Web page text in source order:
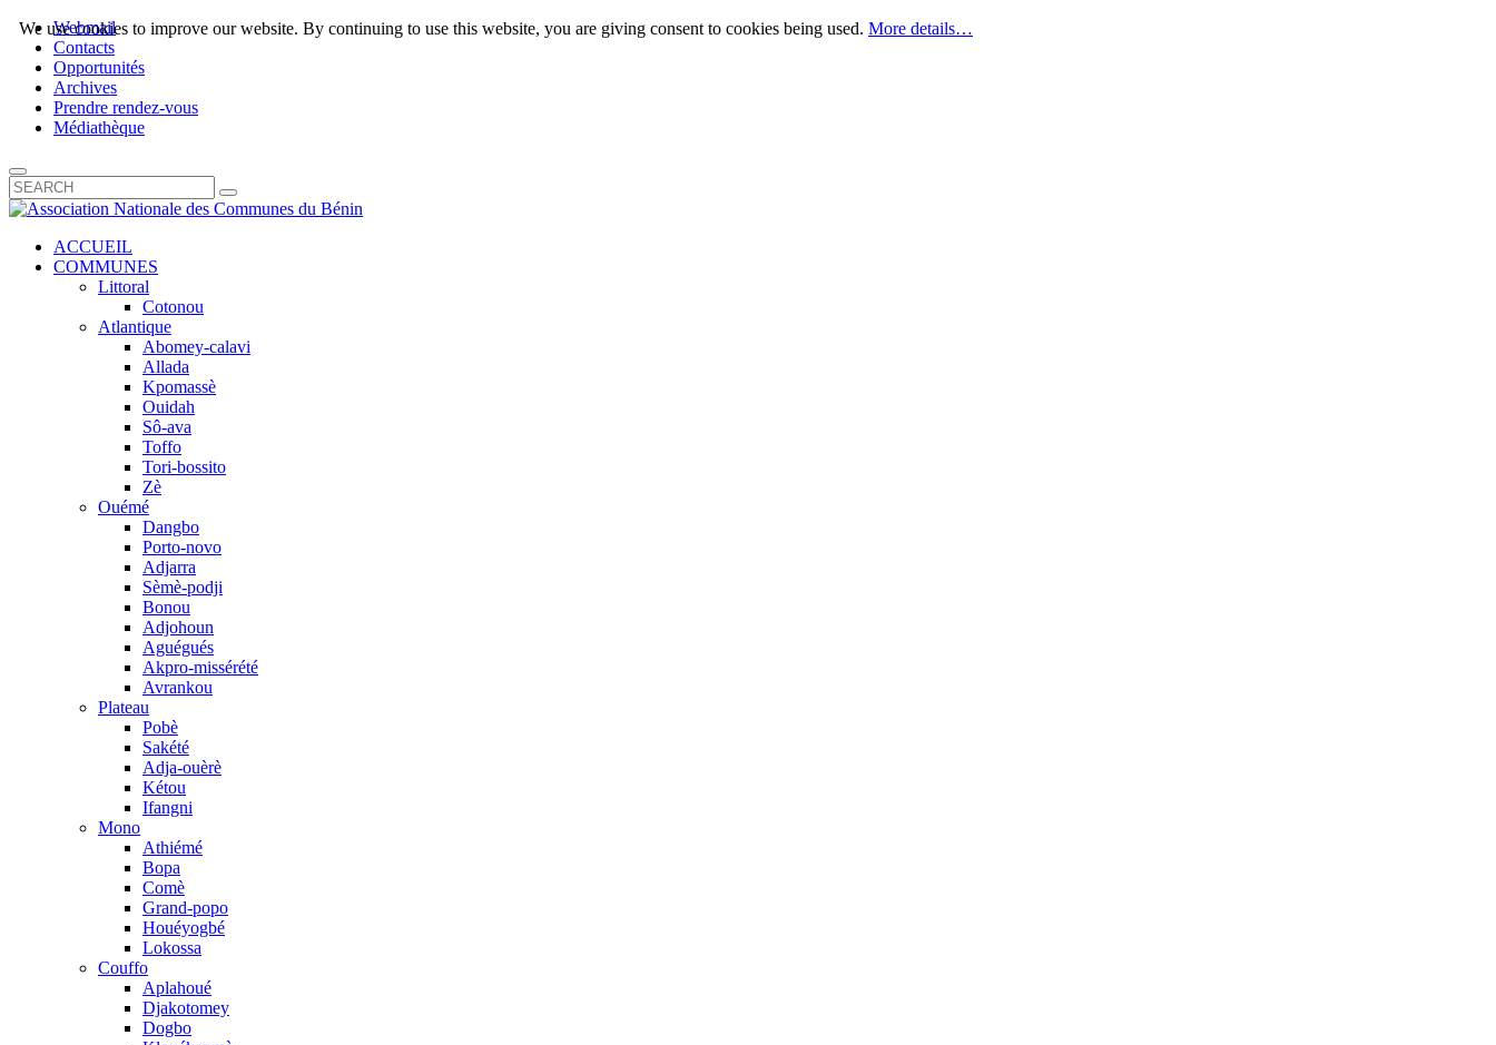
Webmail
Contacts
Opportunités
Archives
Prendre rendez-vous
Médiathèque
ACCUEIL
COMMUNES
Littoral
Cotonou
Atlantique
Abomey-calavi
Allada
Kpomassè
Ouidah
Sô-ava
Toffo
Tori-bossito
Zè
Ouémé
Dangbo
Porto-novo
Adjarra
Sèmè-podji
Bonou
Adjohoun
Aguégués
Akpro-missérété
Avrankou
Plateau
Pobè
Sakété
Adja-ouèrè
Kétou
Ifangni
Mono
Athiémé
Bopa
Comè
Grand-popo
Houéyogbé
Lokossa
Couffo
Aplahoué
Djakotomey
Dogbo
We use cookies to improve our website. By continuing to use this website, you are giving consent to cookies being used. More details…